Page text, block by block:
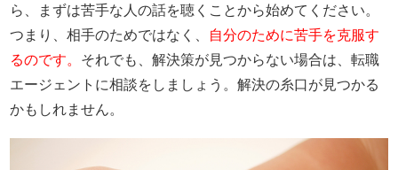
ら、まずは苦手な人の話を聴くことから始めてください。
つまり、相手のためではなく、
自分のために苦手を克服す
るのです。 それでも、解決策が見つからない場合は、転職
エージェントに相談をしましょう。解決の糸口が見つかる
かもしれません。